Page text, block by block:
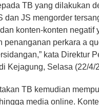
TB yang dilakukan
dan JS mengorder
konten-konten
penanganan perkara a
kata Direktur
Kejagung, Selasa (22/4/
TB kemudian
media online.